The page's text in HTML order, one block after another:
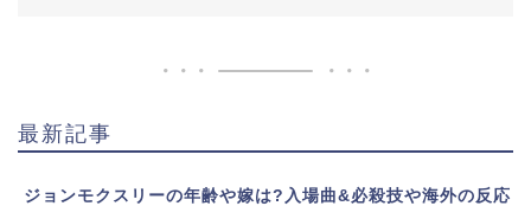
最新記事
ジョンモクスリーの年齢や嫁は?入場曲&必殺技や海外の反応